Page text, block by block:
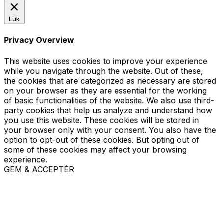
Luk
Privacy Overview
This website uses cookies to improve your experience
while you navigate through the website. Out of these,
the cookies that are categorized as necessary are stored
on your browser as they are essential for the working
of basic functionalities of the website. We also use third-
party cookies that help us analyze and understand how
you use this website. These cookies will be stored in
your browser only with your consent. You also have the
option to opt-out of these cookies. But opting out of
some of these cookies may affect your browsing
experience.
GEM & ACCEPTÈR